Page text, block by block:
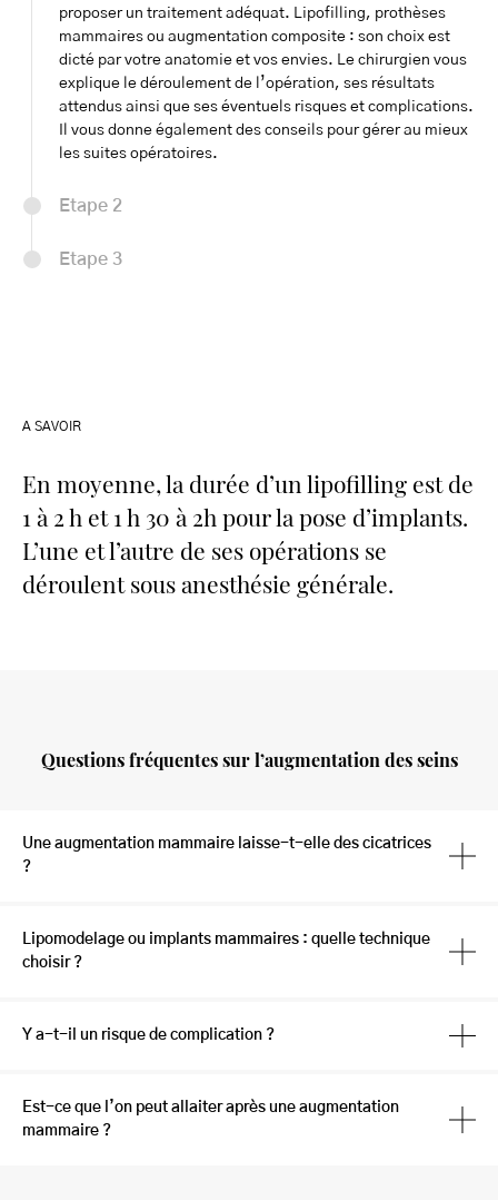
proposer un traitement adéquat. Lipofilling, prothèses
mammaires ou augmentation composite : son choix est
dicté par votre anatomie et vos envies. Le chirurgien vous
explique le déroulement de l’opération, ses résultats
attendus ainsi que ses éventuels risques et complications.
Il vous donne également des conseils pour gérer au mieux
les suites opératoires.
Etape 2
Etape 3
A SAVOIR
En moyenne, la durée d’un lipofilling est de
1 à 2 h et 1 h 30 à 2h pour la pose d’implants.
L’une et l’autre de ses opérations se
déroulent sous anesthésie générale.
Questions fréquentes sur l’augmentation des seins
Une augmentation mammaire laisse-t-elle des cicatrices
?
Lipomodelage ou implants mammaires : quelle technique
choisir ?
Y a-t-il un risque de complication ?
Est-ce que l’on peut allaiter après une augmentation
mammaire ?